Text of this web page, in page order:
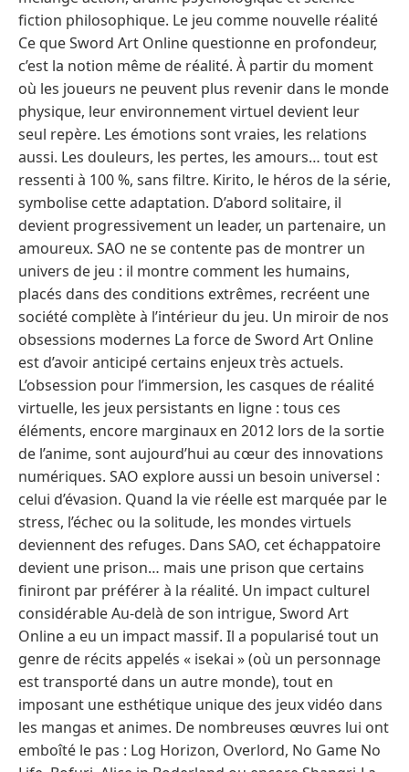
fiction philosophique. Le jeu comme nouvelle réalité
Ce que Sword Art Online questionne en profondeur,
c’est la notion même de réalité. À partir du moment
où les joueurs ne peuvent plus revenir dans le monde
physique, leur environnement virtuel devient leur
seul repère. Les émotions sont vraies, les relations
aussi. Les douleurs, les pertes, les amours… tout est
ressenti à 100 %, sans filtre. Kirito, le héros de la série,
symbolise cette adaptation. D’abord solitaire, il
devient progressivement un leader, un partenaire, un
amoureux. SAO ne se contente pas de montrer un
univers de jeu : il montre comment les humains,
placés dans des conditions extrêmes, recréent une
société complète à l’intérieur du jeu. Un miroir de nos
obsessions modernes La force de Sword Art Online
est d’avoir anticipé certains enjeux très actuels.
L’obsession pour l’immersion, les casques de réalité
virtuelle, les jeux persistants en ligne : tous ces
éléments, encore marginaux en 2012 lors de la sortie
de l’anime, sont aujourd’hui au cœur des innovations
numériques. SAO explore aussi un besoin universel :
celui d’évasion. Quand la vie réelle est marquée par le
stress, l’échec ou la solitude, les mondes virtuels
deviennent des refuges. Dans SAO, cet échappatoire
devient une prison… mais une prison que certains
finiront par préférer à la réalité. Un impact culturel
considérable Au-delà de son intrigue, Sword Art
Online a eu un impact massif. Il a popularisé tout un
genre de récits appelés « isekai » (où un personnage
est transporté dans un autre monde), tout en
imposant une esthétique unique des jeux vidéo dans
les mangas et animes. De nombreuses œuvres lui ont
emboîté le pas : Log Horizon, Overlord, No Game No